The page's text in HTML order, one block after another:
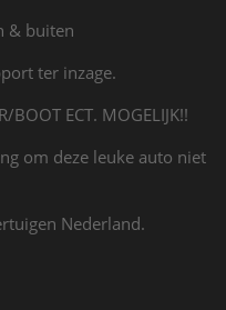
& buiten
ter inzage.
ECT. MOGELIJK!!
om deze leuke auto niet
Nederland.